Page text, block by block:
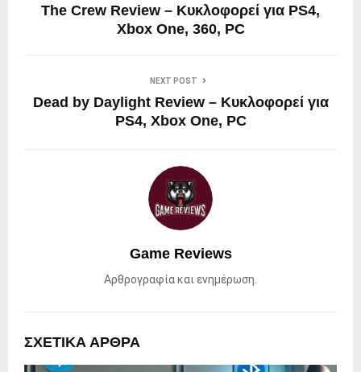
The Crew Review – Κυκλοφορεί για PS4,
Xbox One, 360, PC
NEXT POST
Dead by Daylight Review – Κυκλοφορεί για
PS4, Xbox One, PC
Game Reviews
Αρθρογραφία και ενημέρωση.
ΣΧΕΤΙΚΑ ΑΡΘΡΑ